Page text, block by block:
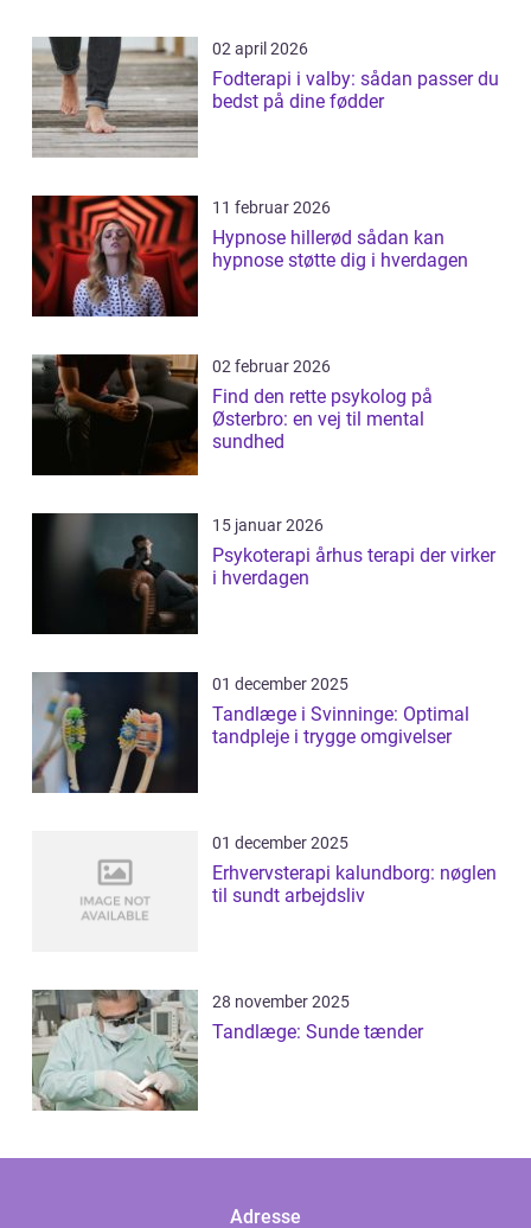
02 april 2026
Fodterapi i valby: sådan passer du
bedst på dine fødder
11 februar 2026
Hypnose hillerød sådan kan
hypnose støtte dig i hverdagen
02 februar 2026
Find den rette psykolog på
Østerbro: en vej til mental
sundhed
15 januar 2026
Psykoterapi århus terapi der virker
i hverdagen
01 december 2025
Tandlæge i Svinninge: Optimal
tandpleje i trygge omgivelser
01 december 2025
Erhvervsterapi kalundborg: nøglen
til sundt arbejdsliv
28 november 2025
Tandlæge: Sunde tænder
Adresse